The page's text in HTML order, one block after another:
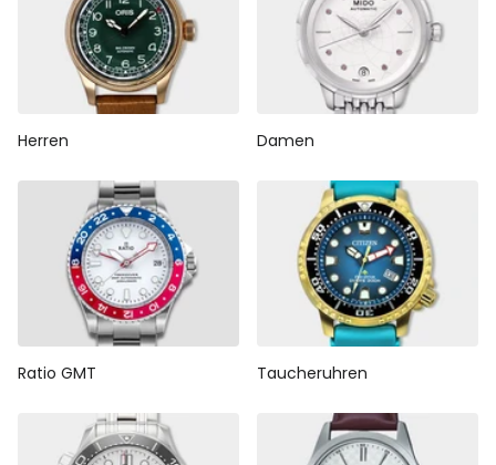
Herren Damen
Ratio GMT Taucheruhren